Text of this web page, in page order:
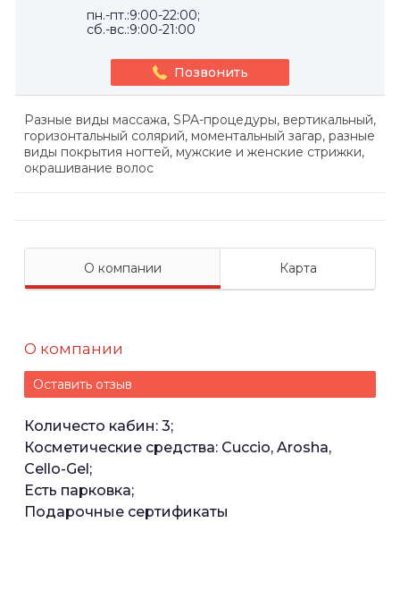
пн.-пт.:9:00-22:00;
сб.-вс.:9:00-21:00
Позвонить
Разные виды массажа, SPA-процедуры, вертикальный,
горизонтальный солярий, моментальный загар, разные
виды покрытия ногтей, мужские и женские стрижки,
окрашивание волос
О компании Карта
О компании
Оставить отзыв
Количесто кабин: 3;
Косметические средства: Cuccio, Arosha,
Cello-Gel;
Есть парковка;
Подарочные сертификаты